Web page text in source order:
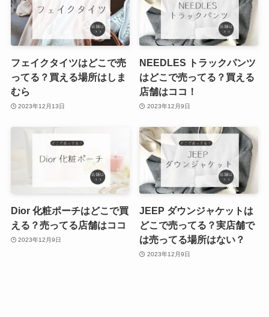
フェイクタイツはどこで売
ってる？買える場所はしま
むら
2023年12月13日
NEEDLES トラックパンツ
はどこで売ってる？買える
店舗はココ！
2023年12月9日
Dior 化粧ポーチはどこで買
える？売ってる店舗はココ
2023年12月9日
JEEP ダウンジャケットは
どこで売ってる？実店舗で
は売ってる場所はない？
2023年12月9日